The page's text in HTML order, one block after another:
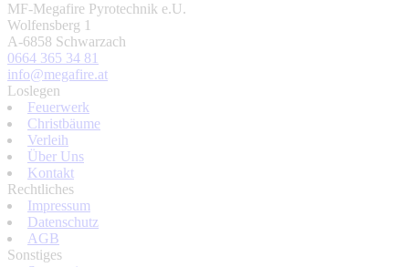
MF-Megafire Pyrotechnik e.U.
Wolfensberg 1
A-6858 Schwarzach
0664 365 34 81
info@megafire.at
Loslegen
Feuerwerk
Christbäume
Verleih
Über Uns
Kontakt
Rechtliches
Impressum
Datenschutz
AGB
Sonstiges